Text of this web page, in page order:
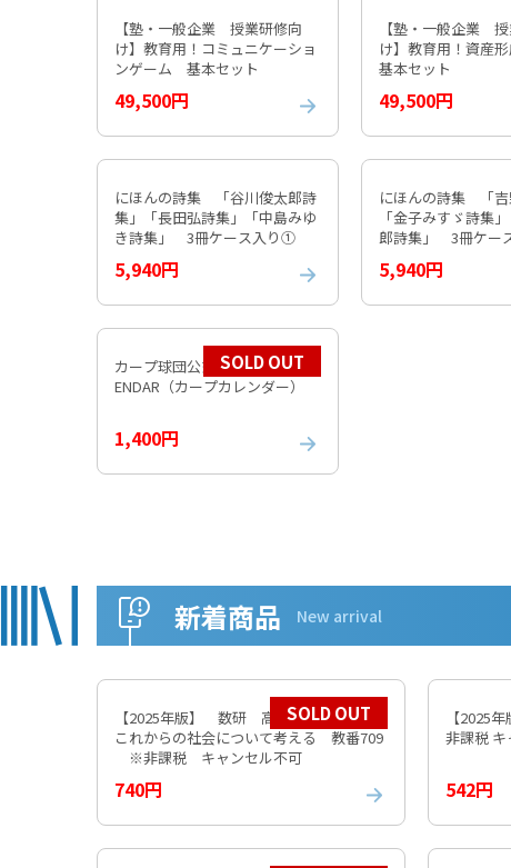
【塾・一般企業 授業研修向
け】教育用！コミュニケーショ
ンゲーム 基本セット
49,500円
【塾・一般企業
け】教育用！資産
基本セット
49,500円
にほんの詩集 「谷川俊太郎詩
集」「長田弘詩集」「中島みゆ
き詩集」 3冊ケース入り①
5,940円
にほんの詩集 「吉
「金子みすゞ詩集
郎詩集」 3冊ケー
5,940円
カープ球団公式 2026 CARP CAL
ENDAR（カープカレンダー）
1,400円
SOLD OUT
新着商品 New arrival
【2025年版】 数研 高等学校 公共
これからの社会について考える 教番709
※非課税 キャンセル不可
740円
SOLD OUT
【2025
非課税
542円